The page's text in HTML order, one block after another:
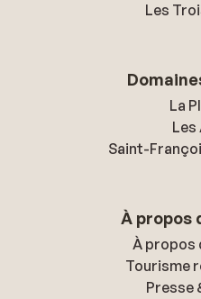
Les
La
Les
Saint-
À propos
À propos
Tourisme
Presse